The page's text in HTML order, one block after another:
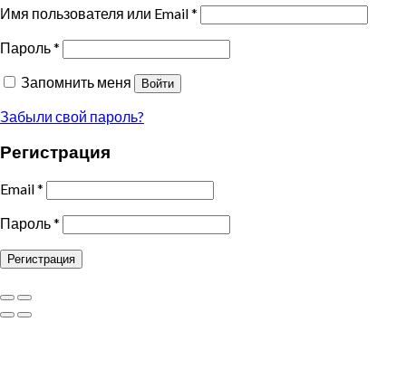
Имя пользователя или Email*
Пароль*
Запомнить меня
Войти
Забыли свой пароль?
Регистрация
Email*
Пароль*
Регистрация